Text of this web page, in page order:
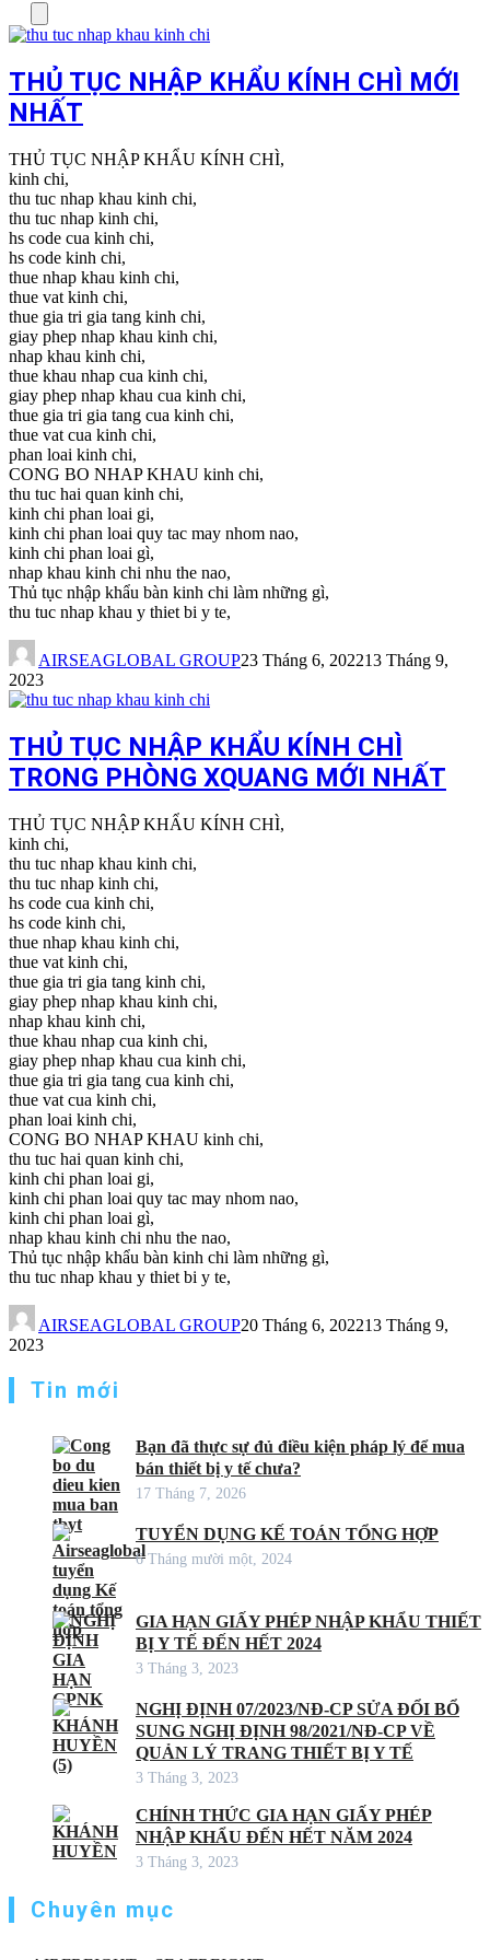
THỦ TỤC NHẬP KHẨU KÍNH CHÌ MỚI
NHẤT
THỦ TỤC NHẬP KHẨU KÍNH CHÌ,
kinh chi,
thu tuc nhap khau kinh chi,
thu tuc nhap kinh chi,
hs code cua kinh chi,
hs code kinh chi,
thue nhap khau kinh chi,
thue vat kinh chi,
thue gia tri gia tang kinh chi,
giay phep nhap khau kinh chi,
nhap khau kinh chi,
thue khau nhap cua kinh chi,
giay phep nhap khau cua kinh chi,
thue gia tri gia tang cua kinh chi,
thue vat cua kinh chi,
phan loai kinh chi,
CONG BO NHAP KHAU kinh chi,
thu tuc hai quan kinh chi,
kinh chi phan loai gi,
kinh chi phan loai quy tac may nhom nao,
kinh chi phan loai gì,
nhap khau kinh chi nhu the nao,
Thủ tục nhập khẩu bàn kinh chi làm những gì,
thu tuc nhap khau y thiet bi y te,
AIRSEAGLOBAL GROUP23 Tháng 6, 202213 Tháng 9,
2023
THỦ TỤC NHẬP KHẨU KÍNH CHÌ
TRONG PHÒNG XQUANG MỚI NHẤT
THỦ TỤC NHẬP KHẨU KÍNH CHÌ,
kinh chi,
thu tuc nhap khau kinh chi,
thu tuc nhap kinh chi,
hs code cua kinh chi,
hs code kinh chi,
thue nhap khau kinh chi,
thue vat kinh chi,
thue gia tri gia tang kinh chi,
giay phep nhap khau kinh chi,
nhap khau kinh chi,
thue khau nhap cua kinh chi,
giay phep nhap khau cua kinh chi,
thue gia tri gia tang cua kinh chi,
thue vat cua kinh chi,
phan loai kinh chi,
CONG BO NHAP KHAU kinh chi,
thu tuc hai quan kinh chi,
kinh chi phan loai gi,
kinh chi phan loai quy tac may nhom nao,
kinh chi phan loai gì,
nhap khau kinh chi nhu the nao,
Thủ tục nhập khẩu bàn kinh chi làm những gì,
thu tuc nhap khau y thiet bi y te,
AIRSEAGLOBAL GROUP20 Tháng 6, 202213 Tháng 9,
2023
Tin mới
Bạn đã thực sự đủ điều kiện pháp lý để mua
bán thiết bị y tế chưa?
17 Tháng 7, 2026
TUYỂN DỤNG KẾ TOÁN TỔNG HỢP
6 Tháng mười một, 2024
GIA HẠN GIẤY PHÉP NHẬP KHẨU THIẾT
BỊ Y TẾ ĐẾN HẾT 2024
3 Tháng 3, 2023
NGHỊ ĐỊNH 07/2023/NĐ-CP SỬA ĐỔI BỔ
SUNG NGHỊ ĐỊNH 98/2021/NĐ-CP VỀ
QUẢN LÝ TRANG THIẾT BỊ Y TẾ
3 Tháng 3, 2023
CHÍNH THỨC GIA HẠN GIẤY PHÉP
NHẬP KHẨU ĐẾN HẾT NĂM 2024
3 Tháng 3, 2023
Chuyên mục